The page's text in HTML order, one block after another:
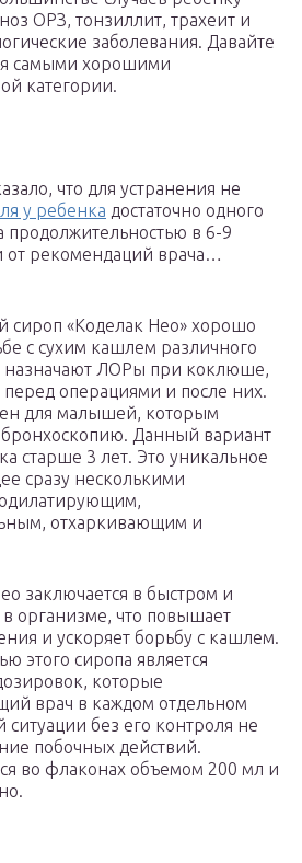
ОРЗ, тонзиллит, трахеит и
заболевания. Давайте
самыми хорошими
категории.
что для устранения не
у ребенка достаточно одного
продолжительностью в 6-9
от рекомендаций врача…
сироп «Коделак Нео» хорошо
с сухим кашлем различного
назначают ЛОРы при коклюше,
перед операциями и после них.
для малышей, которым
бронхоскопию. Данный вариант
старше 3 лет. Это уникальное
сразу несколькими
отхаркивающим и
заключается в быстром и
организме, что повышает
и ускоряет борьбу с кашлем.
этого сиропа является
которые
врач в каждом отдельном
ситуации без его контроля не
побочных действий.
во флаконах объемом 200 мл и